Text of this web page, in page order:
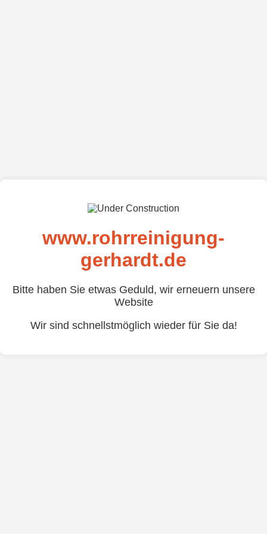
www.rohrreinigung-
gerhardt.de
Bitte haben Sie etwas Geduld, wir erneuern unsere
Website
Wir sind schnellstmöglich wieder für Sie da!